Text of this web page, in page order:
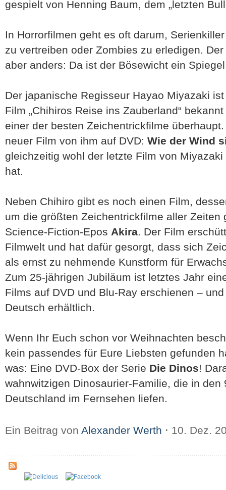
gespielt von Henning Baum, dem „letzten
In Horrorfilmen geht es oft darum,
zu vertreiben oder Zombies zu erledigen.
aber anders: Da ist der Bösewicht ein Spiegel
Der japanische Regisseur Hayao Miyazaki
Film „Chihiros Reise ins Zauberland“
einer der besten Zeichentrickfilme
neuer Film von ihm auf DVD: Wie der Wind
gleichzeitig wohl der letzte Film von
hat.
Neben Chihiro gibt es noch einen Film,
um die größten Zeichentrickfilme aller Zeiten
Science-Fiction-Epos Akira. Der Film
Filmwelt und hat dafür gesorgt, dass sich
als ernst zu nehmende Kunstform für
Zum 25-jährigen Jubiläum ist letztes Jahr
Films auf DVD und Blu-Ray erschienen –
Deutsch erhältlich.
Wenn Ihr Euch schon vor Weihnachten
kein passendes für Eure Liebsten gefunden
was: Eine DVD-Box der Serie Die Dinos!
wahnwitzigen Dinosaurier-Familie, die in den
Deutschland im Fernsehen liefen.
Ein Beitrag von Alexander Werth ⋅ 10. Dez.